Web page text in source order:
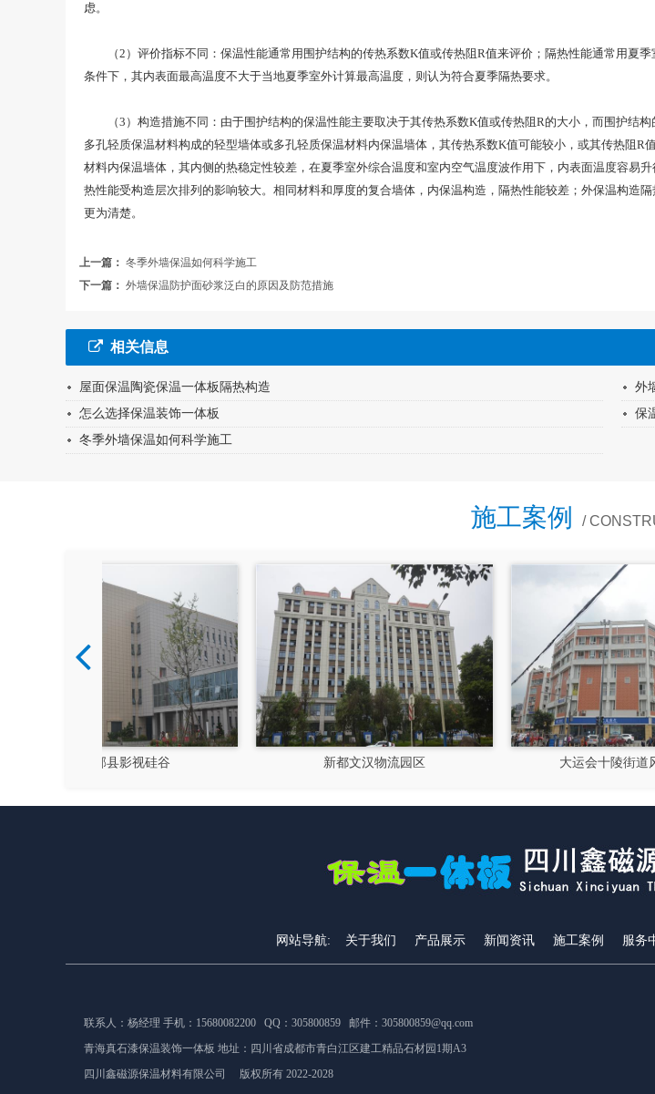
虑。
（2）评价指标不同：保温性能通常用围护结构的传热系数K值或传热阻R值来评价；隔热性能通常用夏
条件下，其内表面最高温度不大于当地夏季室外计算最高温度，则认为符合夏季隔热要求。
（3）构造措施不同：由于围护结构的保温性能主要取决于其传热系数K值或传热阻R的大小，而围护结
多孔轻质保温材料构成的轻型墙体或多孔轻质保温材料内保温墙体，其传热系数K值可能较小，或其传热阻
材料内保温墙体，其内侧的热稳定性较差，在夏季室外综合温度和室内空气温度波作用下，内表面温度容易
热性能受构造层次排列的影响较大。相同材料和厚度的复合墙体，内保温构造，隔热性能较差；外保温构造
更为清楚。
上一篇： 冬季外墙保温如何科学施工
下一篇： 外墙保温防护面砂浆泛白的原因及防范措施
相关信息
屋面保温陶瓷保温一体板隔热构造
外
怎么选择保温装饰一体板
保
冬季外墙保温如何科学施工
施工案例 /
大运会十陵街道风貌改造
网站导航: 关于我们 产品展示 新闻资讯 施工案例 服务
联系人：杨经理 手机：15680082200 QQ：305800859 邮件：305800859@qq.com
青海真石漆保温装饰一体板 地址： 四川省成都市青白江区建工精品石材园1期A3
四川鑫磁源保温材料有限公司 版权所有 2022-2028